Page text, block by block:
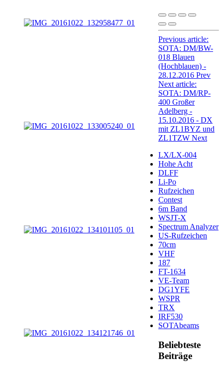
Previous article:
SOTA: DM/BW-
018 Blauen
(Hochblauen) -
28.12.2016 Prev
Next article:
SOTA: DM/RP-
400 Großer
Adelberg -
15.10.2016 - DX
mit ZL1BYZ und
ZL1TZW Next
LX/LX-004
Hohe Acht
DLFF
Li-Po
Rufzeichen
Contest
6m Band
WSJT-X
Spectrum Analyzer
US-Rufzeichen
70cm
VHF
187
FT-1634
VE-Team
DG1YFE
WSPR
TRX
IRF530
SOTAbeams
Beliebteste
Beiträge